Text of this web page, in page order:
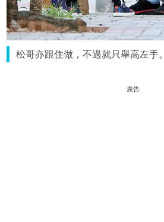
松哥亦跟住做，不過就只舉高左手。
廣告